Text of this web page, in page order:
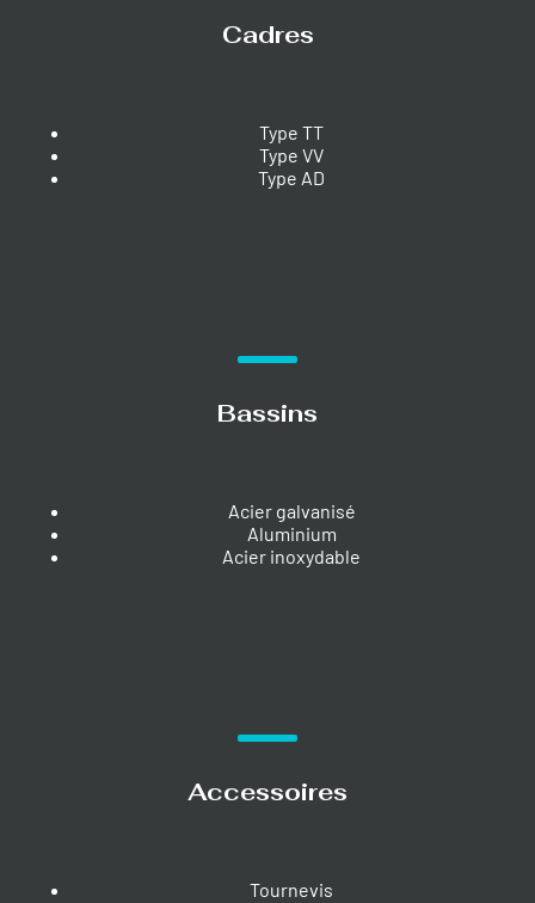
Cadres
Type TT
Type VV
Type AD
Bassins
Acier galvanisé
Aluminium
Acier inoxydable
Accessoires
Tournevis